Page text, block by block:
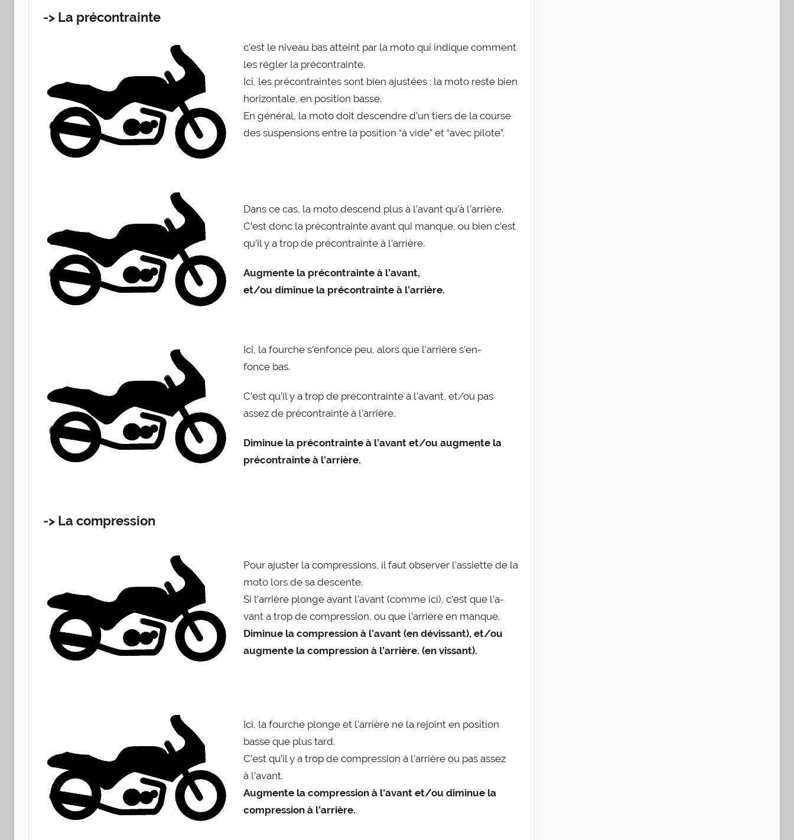
-> La précontrainte
c’est le niveau bas atteint par la moto qui indique com­ment
les régler la pré­con­trainte.
Ici, les pré­con­traintes sont bien ajus­tées : la moto reste bien
hori­zon­tale, en posi­tion basse.
En géné­ral, la moto doit des­cendre d’un tiers de la course
des sus­pen­sions entre la posi­tion “à vide” et “avec pilote”.
Dans ce cas, la moto des­cend plus à l’a­vant qu’à l’ar­rière.
C’est donc la pré­con­trainte avant qui manque, ou bien c’est
qu’il y a trop de pré­con­trainte à l’arrière.
Aug­mente la pré­con­trainte à l’a­vant,
et/​ou dimi­nue la pré­con­trainte à l’arrière.
Ici, la fourche s’en­fonce peu, alors que l’ar­rière s’en­
fonce bas.
C’est qu’il y a trop de pré­con­trainte à l’a­vant, et/​ou pas
assez de pré­con­trainte à l’arrière.
Dimi­nue la pré­con­trainte à l’a­vant et/​ou aug­mente la
pré­con­trainte à l’arrière.
-> La compression
Pour ajus­ter la com­pres­sions, il faut obser­ver l’as­siette de la
moto lors de sa des­cente.
Si l’ar­rière plonge avant l’a­vant (comme ici), c’est que l’a­
vant a trop de com­pres­sion, ou que l’ar­rière en manque.
Dimi­nue la com­pres­sion à l’a­vant (en dévis­sant), et/​ou
aug­mente la com­pres­sion à l’ar­rière. (en vissant).
Ici, la fourche plonge et l’ar­rière ne la rejoint en posi­tion
basse que plus tard.
C’est qu’il y a trop de com­pres­sion à l’ar­rière ou pas assez
à l’a­vant.
Aug­mente la com­pres­sion à l’a­vant et/​ou dimi­nue la
com­pres­sion à l’arrière.